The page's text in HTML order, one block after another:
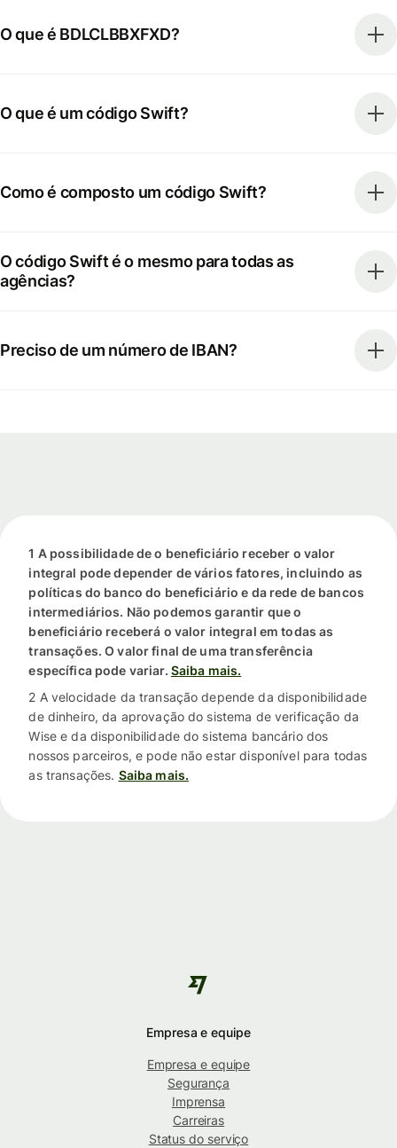
O que é BDLCLBBXFXD?
O que é um código Swift?
Como é composto um código Swift?
O código Swift é o mesmo para todas as
agências?
Preciso de um número de IBAN?
1 A possibilidade de o beneficiário receber o valor
integral pode depender de vários fatores, incluindo as
políticas do banco do beneficiário e da rede de bancos
intermediários. Não podemos garantir que o
beneficiário receberá o valor integral em todas as
transações. O valor final de uma transferência
específica pode variar. Saiba mais.
2 A velocidade da transação depende da disponibilidade
de dinheiro, da aprovação do sistema de verificação da
Wise e da disponibilidade do sistema bancário dos
nossos parceiros, e pode não estar disponível para todas
as transações. Saiba mais.
Empresa e equipe
Empresa e equipe
Segurança
Imprensa
Carreiras
Status do serviço